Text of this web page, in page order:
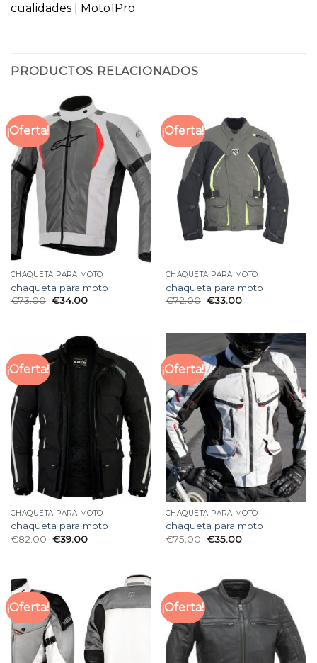
cualidades | Moto1Pro
PRODUCTOS RELACIONADOS
¡Oferta!
CHAQUETA PARA MOTO
chaqueta para moto
€73.00 €34.00
¡Oferta!
CHAQUETA PARA MOTO
chaqueta para moto
€72.00 €33.00
¡Oferta!
CHAQUETA PARA MOTO
chaqueta para moto
€82.00 €39.00
¡Oferta!
CHAQUETA PARA MOTO
chaqueta para moto
€75.00 €35.00
¡Oferta! ¡Oferta!